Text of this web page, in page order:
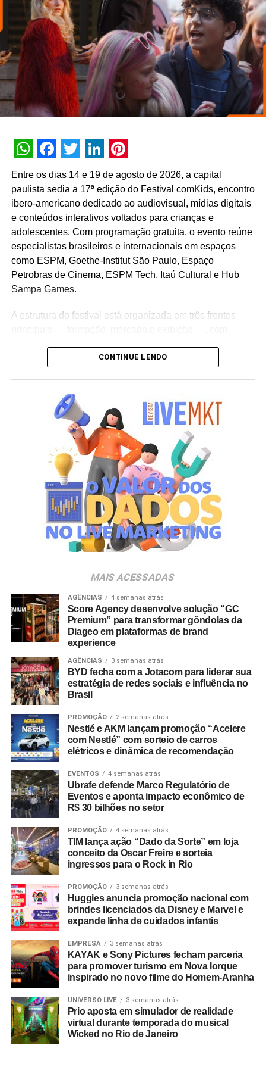
o fortalecimento desse mercado, que ainda tem um
enorme potencial de crescimento no país”, destaca
Johnny Reitzfeld, fundador eCEOda Amicci.
O credenciamento é destinado a profissionais de toda a
cadeia produtiva — incluindo varejistas, fabricantes,
distribuidores, fornecedores e consultores —
interessados no mapeamento de tendências e na
geração de novas parcerias comerciais.
WhatsApp
Facebook
Twitter
LinkedIn
Pinterest
Entre os dias 14 e 19 de agosto de 2026, a capital
paulista sedia a 17ª edição do Festival comKids, encontro
ibero-americano dedicado ao audiovisual, mídias digitais
e conteúdos interativos voltados para crianças e
adolescentes. Com programação gratuita, o evento reúne
especialistas brasileiros e internacionais em espaços
como ESPM, Goethe-Institut São Paulo, Espaço
Petrobras de Cinema, ESPM Tech, Itaú Cultural e Hub
Sampa Games.
A estrutura do festival está organizada em três frentes
inteligência criativa, jogos eletrônicos, o impacto do ECA
Destaques da programação
Seminário do Audiovisual Infantil: Ciclo de seis dias
masterclasses ,workshops, painéis de mercado e
apresentação de pesquisas sobre produção de conteúdo
e políticas públicas para a infância.
Masterclass Internacional:Apresentação do diretor
holandês Jan-Willem Bult, referência em documentários
feitos com crianças e criador da metodologia
Preschool.doc, sobre construção de narrativas reais na
ficção e no formato documental.
Debates sobre ECA Digital:Painel com a participação
do Instituto Alana e advogados especializados para
discutir as adequações regulatórias exigidas de
produtoras de conteúdo, desenvolvedoras degamese
projetos educativos.
Competição de Obras Digitais e Interativas:
competitiva que reúne produções nas categoriasgames,
e-books,podcasts, aplicativos e experiências
acompanhada de rodadas de conversa entre
desenvolvedores.
Conversa comKids:Encontros focados na criação de
personagens, no papel da ficção na formação infantil e
nos desafios de distribuição em plataformas de
demand.
Para o fortalecimento da cadeia produtiva, o evento
realiza a Zona de Impulso, espaço de consultoria e
qualificação destinado a criadores com projetos
audiovisuais em fase de desenvolvimento.
A participação nas atividades presenciais é gratuita, com
inscrições sujeitas à lotação por meio das páginas
oficiais do festival. Dando sequência à programação, a
Mostra Audiovisual comKids ocorre de 20 de agosto a 27
de setembro em formato híbrido, com exibições em
centros culturais, no Circuito Spcine e nas plataformas de
streamingItaú Cultural Play e Spcine Play.
CONTINUE LENDO
MAIS ACESSADAS
AGÊNCIAS 4 semanas atrás
Score Agency desenvolve solução “GC
Premium” para transformar gôndolas da
Diageo em plataformas de brand
experience
AGÊNCIAS 3 semanas atrás
BYD fecha com a Jotacom para liderar sua
estratégia de redes sociais e influência no
Brasil
PROMOÇÃO 2 semanas atrás
Nestlé e AKM lançam promoção “Acelere
com Nestlé” com sorteio de carros
elétricos e dinâmica de recomendação
EVENTOS 4 semanas atrás
Ubrafe defende Marco Regulatório de
Eventos e aponta impacto econômico de
R$ 30 bilhões no setor
PROMOÇÃO 4 semanas atrás
TIM lança ação “Dado da Sorte” em loja
conceito da Oscar Freire e sorteia
ingressos para o Rock in Rio
PROMOÇÃO 3 semanas atrás
Huggies anuncia promoção nacional com
brindes licenciados da Disney e Marvel e
expande linha de cuidados infantis
EMPRESA 3 semanas atrás
KAYAK e Sony Pictures fecham parceria
para promover turismo em Nova Iorque
inspirado no novo filme do Homem-Aranha
UNIVERSO LIVE 3 semanas atrás
Prio aposta em simulador de realidade
virtual durante temporada do musical
Wicked no Rio de Janeiro